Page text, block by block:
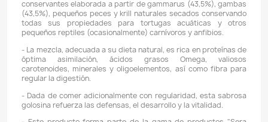
Descripción Detalles del producto
En el momento de hacer la compra puedes
entrega con el vendedor y contactarnos para revisar
en el valle del aburrá (Antioquia)